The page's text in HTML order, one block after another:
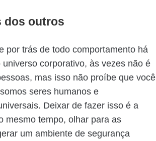
dos outros
por trás de todo comportamento há
corporativo, às vezes não é
mas isso não proíbe que você
seres humanos e
Deixar de fazer isso é a
mesmo tempo, olhar para as
um ambiente de segurança